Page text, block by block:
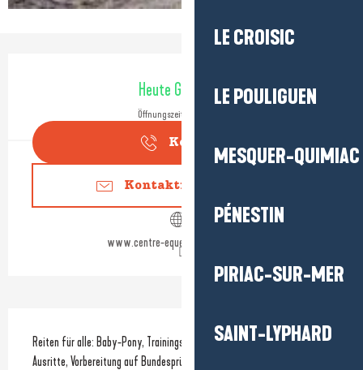
LE CROISIC
LE POULIGUEN
MESQUER-QUIMIAC
PÉNESTIN
PIRIAC-SUR-MER
SAINT-LYPHARD
Öffnungszeiten & Kontaktdaten
Heute Geöffnet
Öffnungszeiten ansehen
Kontakt
Kontaktieren Sie uns
www.centre-equestre-du-bel-air.fr
Beschreibung
Reiten für alle: Baby-Pony, Trainingskurse, Unterricht, Spaziergänge und
Ausritte, Vorbereitung auf Bundesprüfungen und Wettbewerbe. Und für